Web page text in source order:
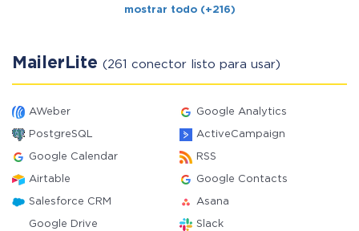
mostrar todo (+216)
MailerLite (261 conector listo para usar)
AWeber Google Analytics
PostgreSQL ActiveCampaign
Google Calendar RSS
Airtable Google Contacts
Salesforce CRM Asana
Google Drive Slack